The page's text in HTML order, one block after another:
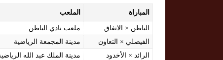
المباراة الملعب
الباطن × الاتفاق ملعب نادي الباطن
الفيصلي × التعاون
مدينة المجمعة الرياضية
الرائد × الأخدود
مدينة الملك عبد الله